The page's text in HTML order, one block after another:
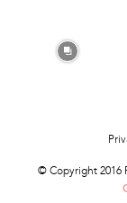
© Copyright 2016